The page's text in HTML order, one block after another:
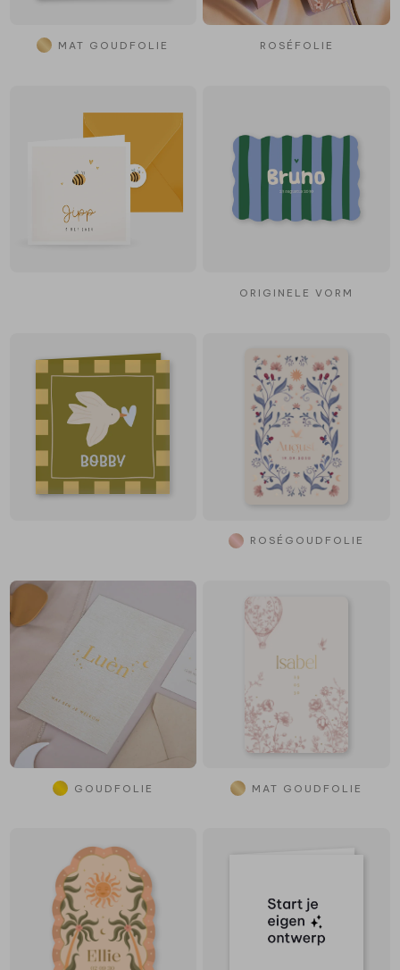
MAT GOUDFOLIE ROSÉFOLIE
ORIGINELE VORM
ROSÉGOUDFOLIE
GOUDFOLIE MAT GOUDFOLIE